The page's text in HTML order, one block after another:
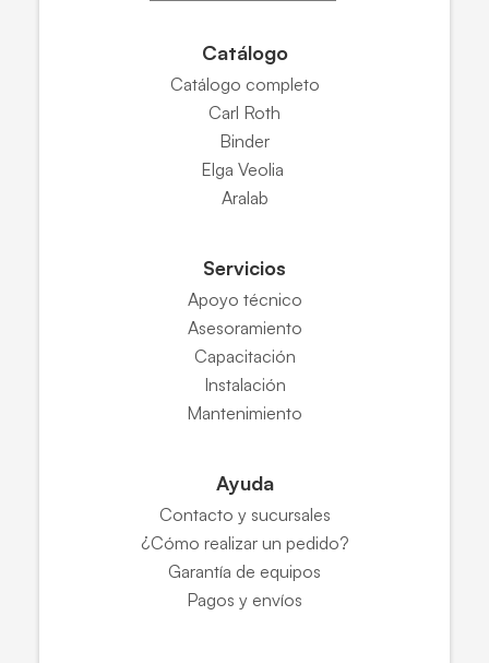
Catálogo
Catálogo completo
Carl Roth
Binder
Elga Veolia
Aralab
Servicios
Apoyo técnico
Asesoramiento
Capacitación
Instalación
Mantenimiento
Ayuda
Contacto y sucursales
¿Cómo realizar un pedido?
Garantía de equipos
Pagos y envíos